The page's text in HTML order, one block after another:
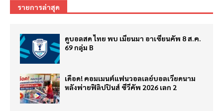
รายการล่าสุด
ดูบอลสด ไทย พบ เมียนมา อาเซียนคัพ 8 ส.ค.
69 กลุ่ม B
เดือด! คอมเมนต์แฟนวอลเลย์บอลเวียดนาม
หลังพ่ายฟิลิปปินส์ ซีวีคัพ 2026 เลก 2